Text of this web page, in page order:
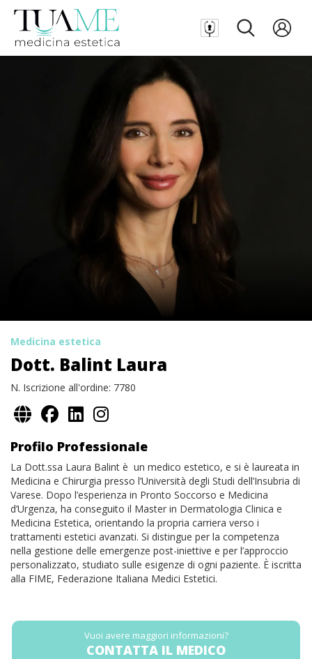
Medicina estetica
Dott. Balint Laura
N. Iscrizione all'ordine: 7780
Profilo Professionale
La Dott.ssa Laura Balint è un medico estetico, e si è laureata in
Medicina e Chirurgia presso l’Università degli Studi dell’Insubria di
Varese. Dopo l’esperienza in Pronto Soccorso e Medicina
d’Urgenza, ha conseguito il Master in Dermatologia Clinica e
Medicina Estetica, orientando la propria carriera verso i
trattamenti estetici avanzati. Si distingue per la competenza
nella gestione delle emergenze post-iniettive e per l’approccio
personalizzato, studiato sulle esigenze di ogni paziente. È iscritta
alla FIME, Federazione Italiana Medici Estetici.
Vuoi avere maggiori informazioni?
CONTATTA IL MEDICO